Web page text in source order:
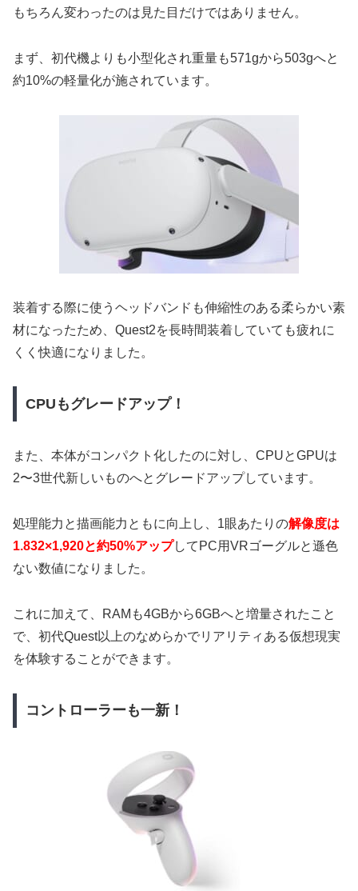
もちろん変わったのは見た目だけではありません。
まず、初代機よりも小型化され重量も571gから503gへと
約10%の軽量化が施されています。
装着する際に使うヘッドバンドも伸縮性のある柔らかい素
材になったため、Quest2を長時間装着していても疲れに
くく快適になりました。
CPUもグレードアップ！
また、本体がコンパクト化したのに対し、CPUとGPUは
2〜3世代新しいものへとグレードアップしています。
処理能力と描画能力ともに向上し、1眼あたりの解像度は
1.832×1,920と約50%アップしてPC用VRゴーグルと遜色
ない数値になりました。
これに加えて、RAMも4GBから6GBへと増量されたこと
で、初代Quest以上のなめらかでリアリティある仮想現実
を体験することができます。
コントローラーも一新！